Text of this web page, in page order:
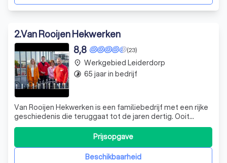
2.Van Rooijen Hekwerken
(23)
8,8
Van Rooijen Hekwerken is een familiebedrijf met een rijke
geschiedenis die teruggaat tot de jaren dertig. Ooit
begonnen als hoefsmid, hebben we ons ontwikkeld tot
een exclusieve siersmederij, gespecialiseerd in het
produceren en plaatsen van poorten en hekwerken. Ons
team van 30 professionals zet zi
Beschikbaarheid
Prijsopgave
place Werkgebied Leiderdorp
timelapse 65 jaar in bedrijf